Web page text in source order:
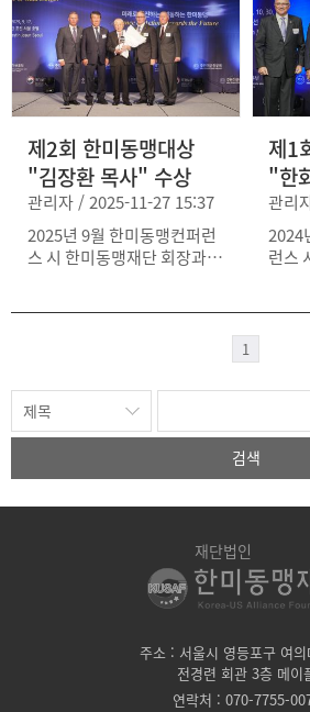
제2회 한미동맹대상
"김장환 목사" 수상
관리자 / 2025-11-27 15:37
2025년 9월 한미동맹컨퍼런
스 시 한미동맹재단 회장과
제1
"한
관리
2024
런스
1
검색
재단법인
주소 : 서울시 영등포구 여
전경련 회관 3층 메이
연락처 : 070-7755-